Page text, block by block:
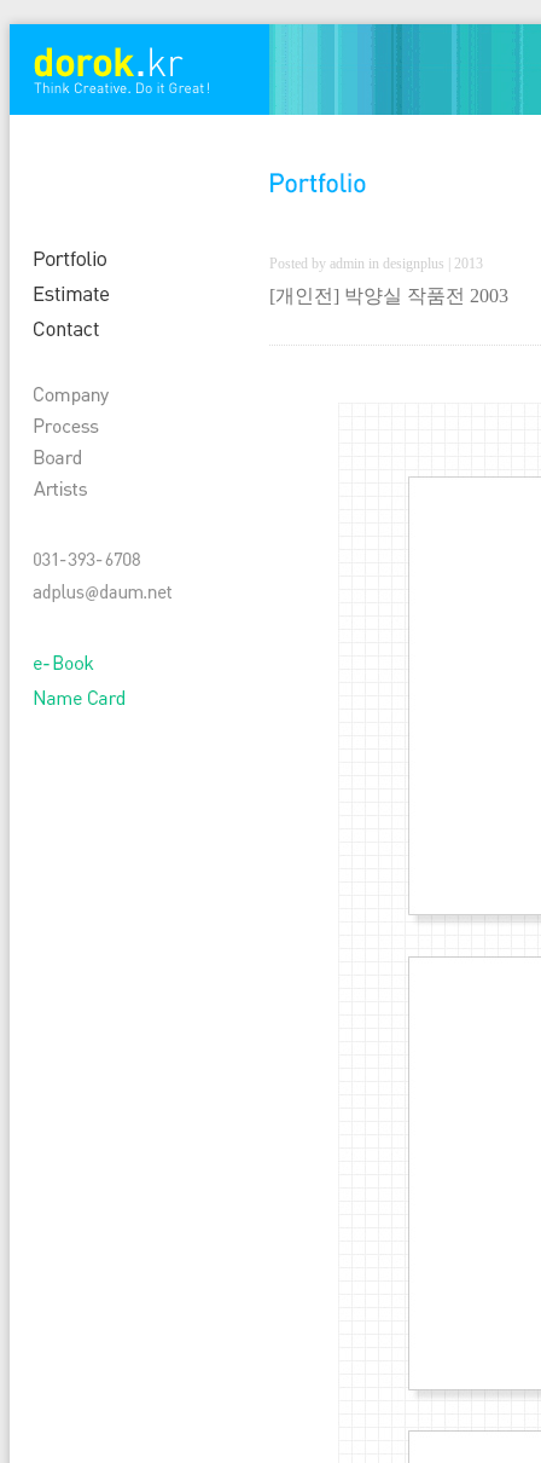
Posted by admin in designplus | 2013
[개인전] 박양실 작품전 2003